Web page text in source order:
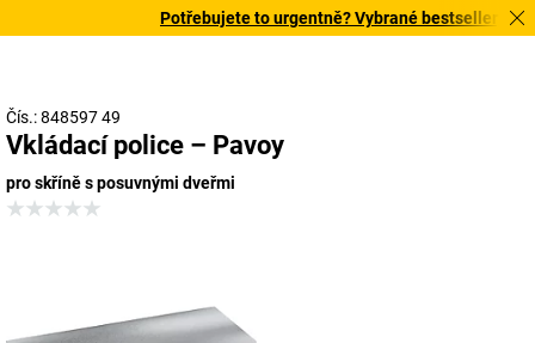
Potřebujete to urgentně? Vybrané bestsellery
Čís.: 848597 49
Vkládací police – Pavoy
pro skříně s posuvnými dveřmi